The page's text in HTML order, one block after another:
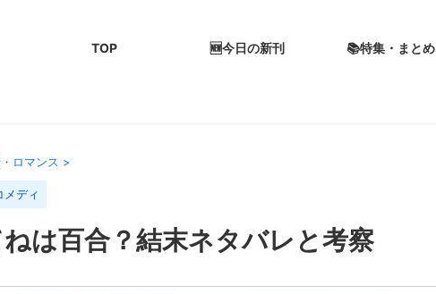
TOP 🆕今日の新刊 📚特集・まとめ
ロマンス >
メディ
は百合？結末ネタバレと考察